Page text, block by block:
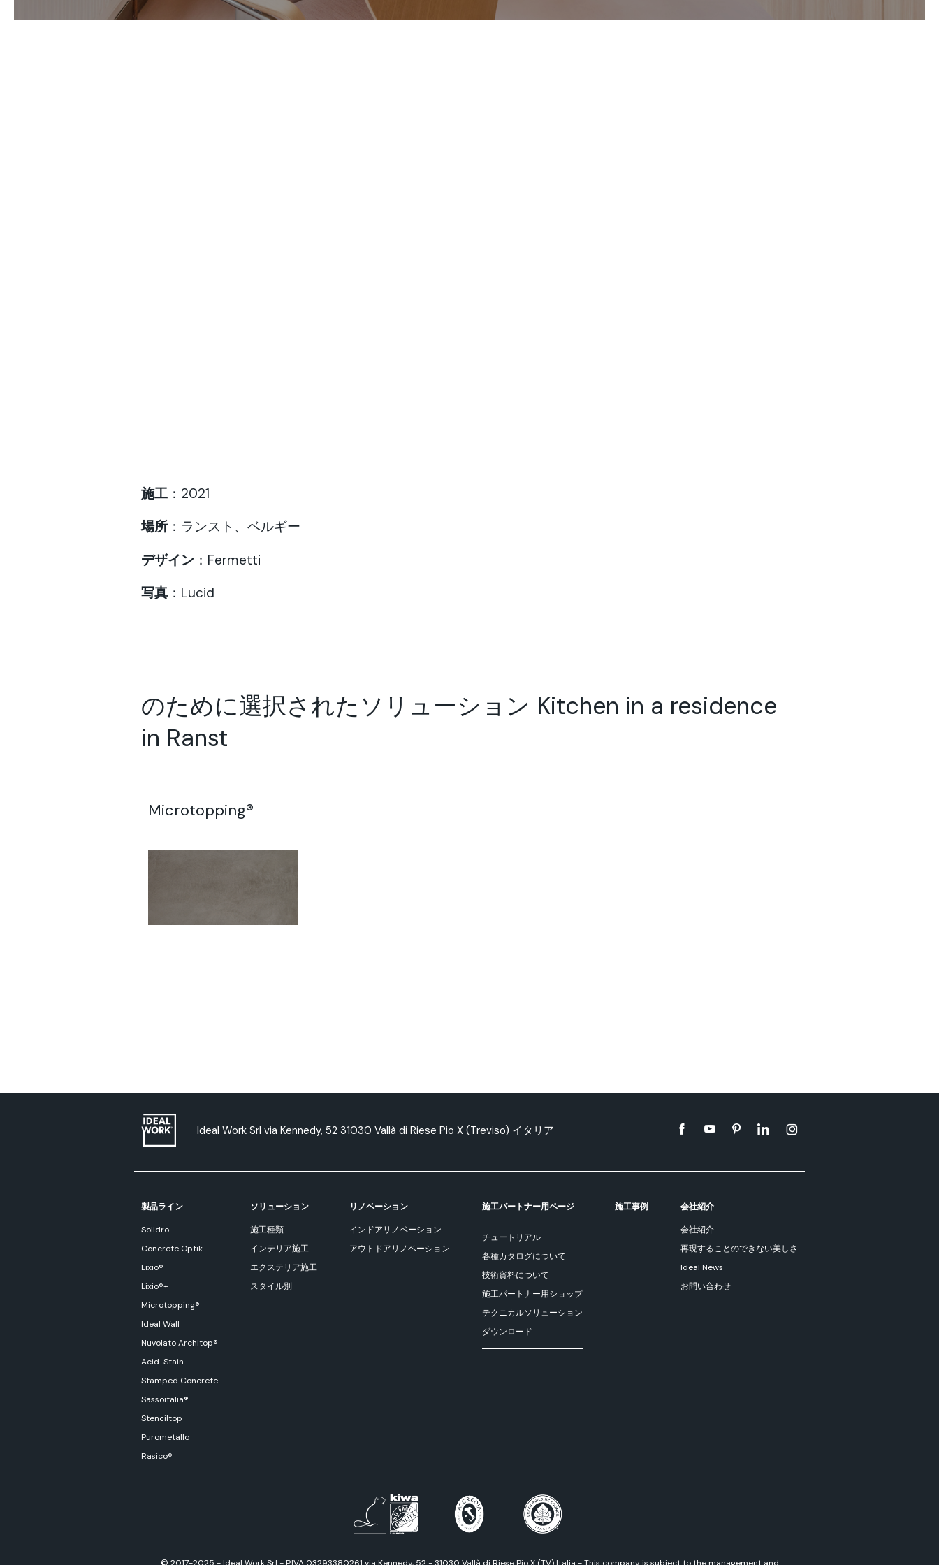
施工 ：2021
場所 ：ランスト、ベルギー
デザイン ：Fermetti
写真 ：Lucid
のために選択されたソリューション Kitchen in a residence
in Ranst
Microtopping®
Ideal Work Srl via Kennedy, 52 31030 Vallà di Riese Pio X (Treviso) イタリア
製品ライン
Solidro
Concrete Optik
Lixio®
Lixio®+
Microtopping®
Ideal Wall
Nuvolato Architop®
Acid-Stain
Stamped Concrete
Sassoitalia®
Stenciltop
Purometallo
Rasico®
ソリューション
施工種類
インテリア施工
エクステリア施工
スタイル別
リノベーション
インドアリノベーション
アウトドアリノベーション
施工パートナー用ページ
チュートリアル
各種カタログについて
技術資料について
施工パートナー用ショップ
テクニカルソリューション
ダウンロード
施工事例 会社紹介
会社紹介
再現することのできない美しさ
Ideal News
お問い合わせ
© 2017-2025 - Ideal Work Srl - P.IVA 03293380261 via Kennedy, 52 - 31030 Vallà di Riese Pio X (TV) Italia - This company is subject to the management and